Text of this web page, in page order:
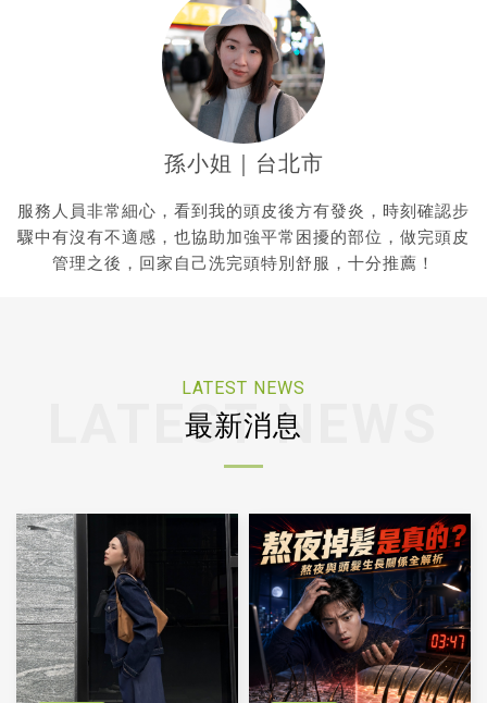
孫小姐｜台北市
服務人員非常細心，看到我的頭皮後方有發炎，時刻確認步
驟中有沒有不適感，也協助加強平常困擾的部位，做完頭皮
管理之後，回家自己洗完頭特別舒服，十分推薦！
LATEST NEWS
最新消息